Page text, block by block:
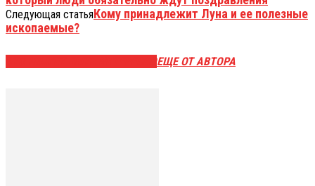
Следующая статьяКому принадлежит Луна и ее полезные
ископаемые?
ЕЩЕ ОТ АВТОРА